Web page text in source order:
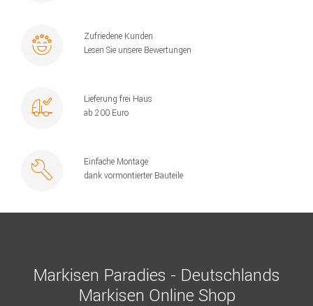
Zufriedene Kunden
Lesen Sie unsere Bewertungen
Lieferung frei Haus
ab 200 Euro
Einfache Montage
dank vormontierter Bauteile
Markisen Paradies - Deutschlands
Markisen Online Shop